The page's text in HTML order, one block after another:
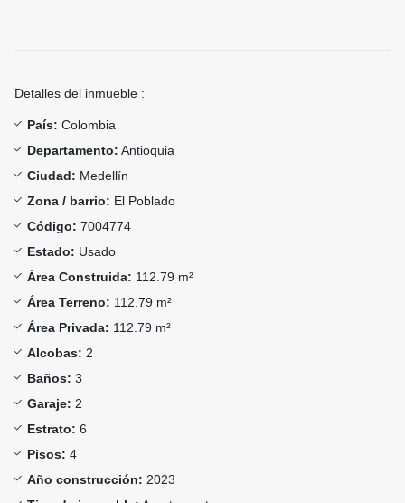
Detalles del inmueble :
País: Colombia
Departamento: Antioquia
Ciudad: Medellín
Zona / barrio: El Poblado
Código: 7004774
Estado: Usado
Área Construida: 112.79 m²
Área Terreno: 112.79 m²
Área Privada: 112.79 m²
Alcobas: 2
Baños: 3
Garaje: 2
Estrato: 6
Pisos: 4
Año construcción: 2023